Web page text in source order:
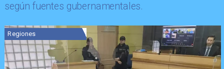
según fuentes gubernamentales.
Regiones